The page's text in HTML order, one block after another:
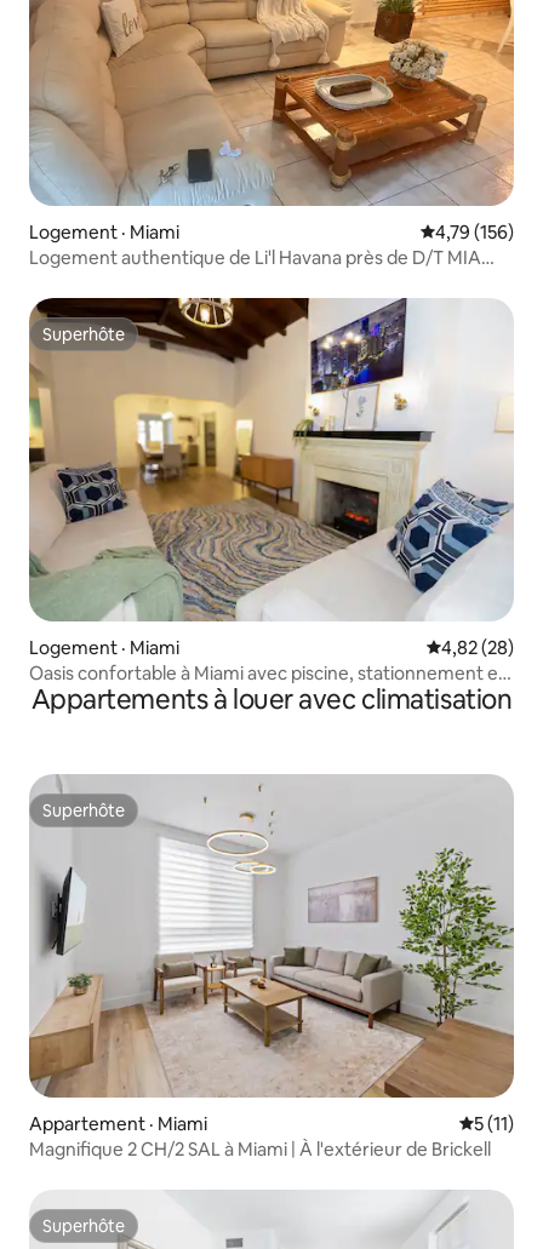
Logement · Miami Note
4,79 (156)
Logement authentique de Li'l Havana près de D/T MIA
Superhôte
Superhôte
Logement · Miami Note
4,82 (28)
Oasis confortable à Miami avec piscine, stationnement et
emplacement privilégié
Appartements à louer avec climatisation
Superhôte
Superhôte
Appartement · Miami Note
5 (11)
Magnifique 2 CH/2 SAL à Miami | À l'extérieur de Brickell
Superhôte
Superhôte